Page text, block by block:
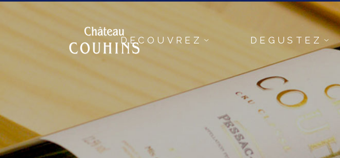
DECOUVREZ DEGUSTEZ